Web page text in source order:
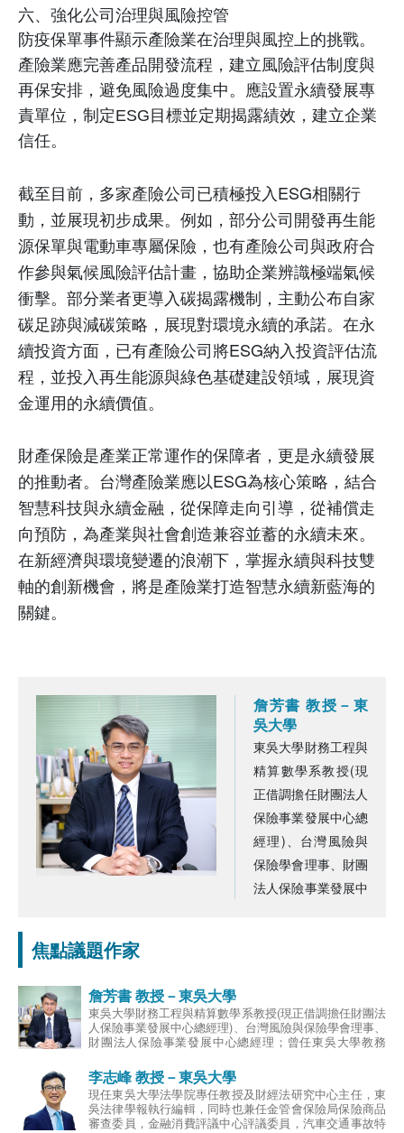
六、強化公司治理與風險控管
防疫保單事件顯示產險業在治理與風控上的挑戰。
產險業應完善產品開發流程，建立風險評估制度與
再保安排，避免風險過度集中。應設置永續發展專
責單位，制定ESG目標並定期揭露績效，建立企業
信任。
截至目前，多家產險公司已積極投入ESG相關行
動，並展現初步成果。例如，部分公司開發再生能
源保單與電動車專屬保險，也有產險公司與政府合
作參與氣候風險評估計畫，協助企業辨識極端氣候
衝擊。部分業者更導入碳揭露機制，主動公布自家
碳足跡與減碳策略，展現對環境永續的承諾。在永
續投資方面，已有產險公司將ESG納入投資評估流
程，並投入再生能源與綠色基礎建設領域，展現資
金運用的永續價值。
財產保險是產業正常運作的保障者，更是永續發展
的推動者。台灣產險業應以ESG為核心策略，結合
智慧科技與永續金融，從保障走向引導，從補償走
向預防，為產業與社會創造兼容並蓄的永續未來。
在新經濟與環境變遷的浪潮下，掌握永續與科技雙
軸的創新機會，將是產險業打造智慧永續新藍海的
關鍵。
詹芳書 教授－東
吳大學
東吳大學財務工程與
精算數學系教授(現
正借調擔任財團法人
保險事業發展中心總
經理)、台灣風險與
保險學會理事、財團
法人保險事業發展中
灣風險與保險學會監
事、南山人壽保險股
份有限公司獨立董
險股份有限公司獨立
董事、陸家嘴國泰人
焦點議題作家
詹芳書 教授－東吳大學
東吳大學財務工程與精算數學系教授(現正借調擔任財團法
人保險事業發展中心總經理)、台灣風險與保險學會理事、
財團法人保險事業發展中心總經理；曾任東吳大學教務
險與保險學會監事、南山人壽保險股份有限公司獨立董
事、國際康健人壽保險股份有限公司獨立董事、陸家嘴國
泰人壽保險股份有限公司獨立董事；專長為精算科學、保
險財務管理、清償能力分析及保險商品創新。
李志峰 教授－東吳大學
現任東吳大學法學院專任教授及財經法研究中心主任，東
吳法律學報執行編輯，同時也兼任金管會保險局保險商品
審查委員，金融消費評議中心評議委員，汽車交通事故特